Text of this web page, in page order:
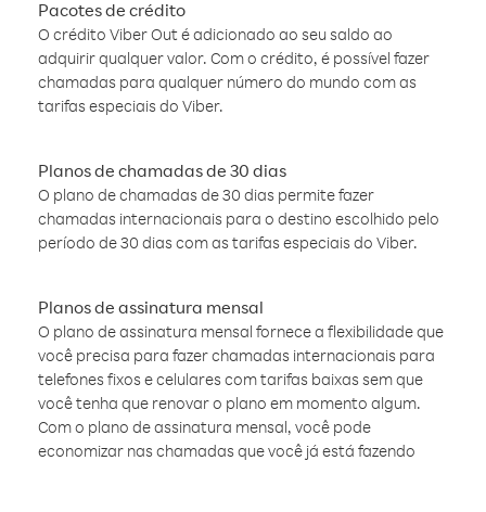
Pacotes de crédito
O crédito Viber Out é adicionado ao seu saldo ao
adquirir qualquer valor. Com o crédito, é possível fazer
chamadas para qualquer número do mundo com as
tarifas especiais do Viber.
Planos de chamadas de 30 dias
O plano de chamadas de 30 dias permite fazer
chamadas internacionais para o destino escolhido pelo
período de 30 dias com as tarifas especiais do Viber.
Planos de assinatura mensal
O plano de assinatura mensal fornece a flexibilidade que
você precisa para fazer chamadas internacionais para
telefones fixos e celulares com tarifas baixas sem que
você tenha que renovar o plano em momento algum.
Com o plano de assinatura mensal, você pode
economizar nas chamadas que você já está fazendo